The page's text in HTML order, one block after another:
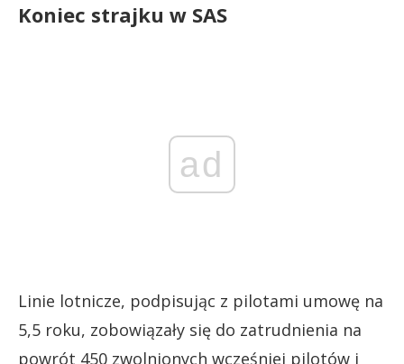
Koniec strajku w SAS
ad
Linie lotnicze, podpisując z pilotami umowę na
5,5 roku, zobowiązały się do zatrudnienia na
powrót 450 zwolnionych wcześniej pilotów i